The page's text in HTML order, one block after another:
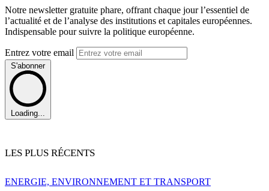
Notre newsletter gratuite phare, offrant chaque jour l’essentiel de
l’actualité et de l’analyse des institutions et capitales européennes.
Indispensable pour suivre la politique européenne.
Entrez votre email
S'abonner
Loading...
LES PLUS RÉCENTS
ENERGIE, ENVIRONNEMENT ET TRANSPORT